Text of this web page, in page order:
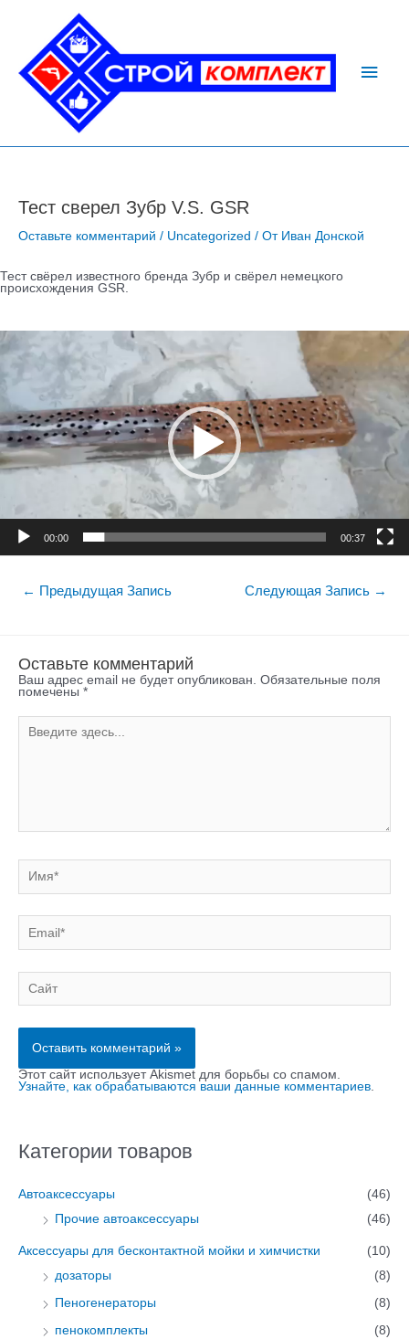
содержимому
Категории товаров
Автоаксессуары
(46)
Прочие автоаксессуары
(46)
Аксессуары для бесконтактной мойки и химчистки
(10)
дозаторы
(8)
Пеногенераторы (8)
пенокомплекты (8)
И
к
т
И
к
т
Тест сверел Зубр V.S. GSR
Оставьте комментарий / Uncategorized / От Иван Донской
Тест свёрел известного бренда Зубр и свёрел немецкого
происхождения GSR.
Видеоплеер
00:00 00:37
Навигация
← Предыдущая Запись Следующая Запись →
Оставьте комментарий
Ваш адрес email не будет опубликован. Обязательные поля
помечены *
Введите
здесь...
Имя*
Email*
Сайт
Этот сайт использует Akismet для борьбы со спамом.
Узнайте, как обрабатываются ваши данные комментариев